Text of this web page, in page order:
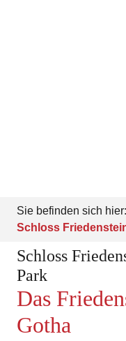
Sie befinden sich hier:
Schloss
Schloss
Park
Das
Gotha